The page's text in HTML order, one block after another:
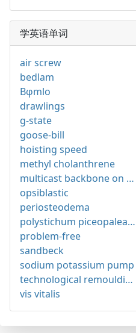
学英语单词
air screw
bedlam
Bφmlo
drawlings
g-state
goose-bill
hoisting speed
methyl cholanthrene
multicast backbone on the internet
opsiblastic
periosteodema
polystichum piceopaleaceum
problem-free
sandbeck
sodium potassium pump
technological remoulding
vis vitalis